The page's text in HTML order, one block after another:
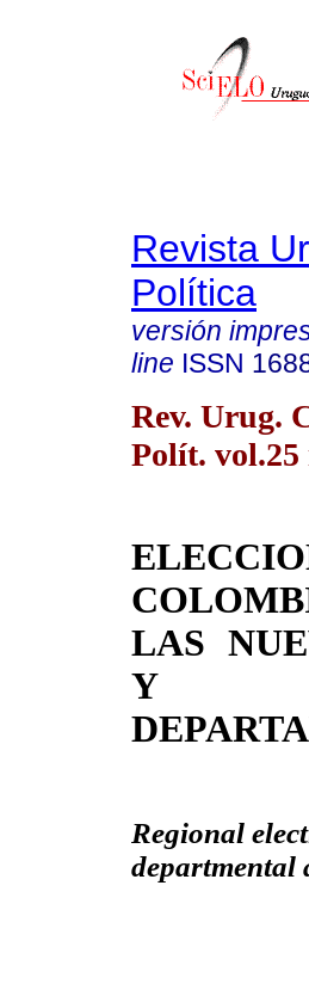
Revista
Política
versión
line ISSN
Rev. Urug.
Polít. vol.25
LAS
Y
Regional
departmental